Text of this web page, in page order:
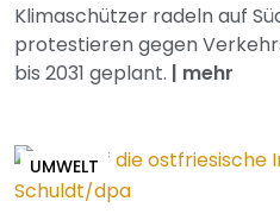
Klimaschützer radeln auf
protestieren gegen
bis 2031 geplant. | mehr
UMWELT